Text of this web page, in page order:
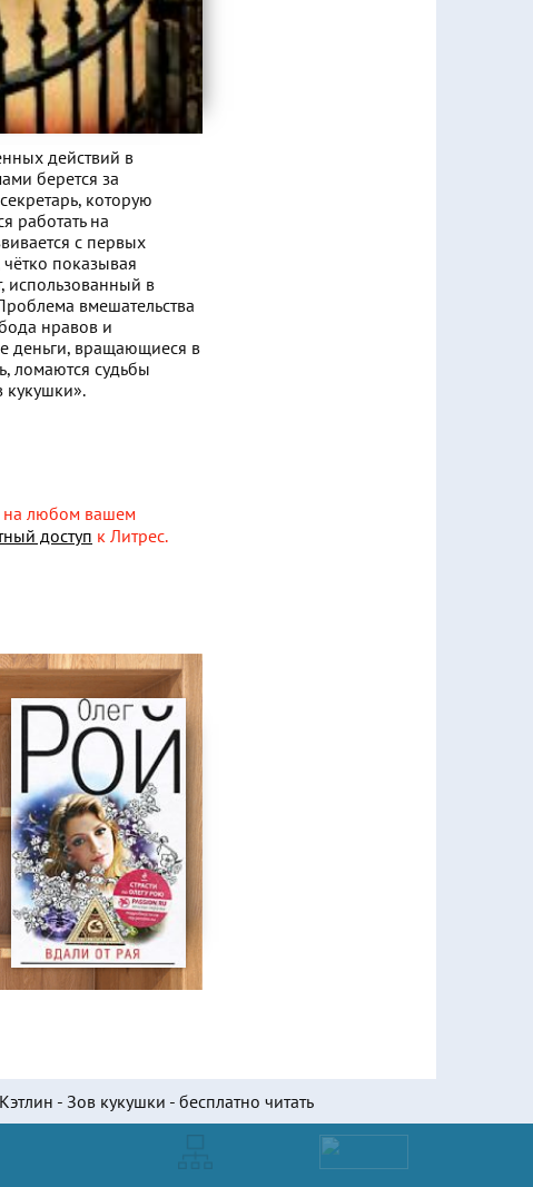
действий в
берется за
которую
работать на
с первых
показывая
использованный в
вмешательства
нравов и
деньги, вращающиеся в
ломаются судьбы
кукушки».
на любом вашем
доступ к Литрес.
- Зов кукушки - бесплатно читать